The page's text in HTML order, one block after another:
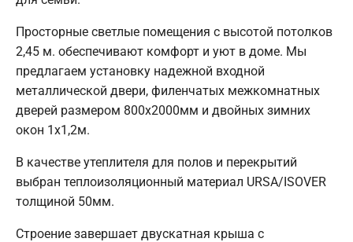
Просторные светлые помещения с высотой потолков
2,45 м. обеспечивают комфорт и уют в доме. Мы
предлагаем установку надежной входной
металлической двери, филенчатых межкомнатных
дверей размером 800х2000мм и двойных зимних
окон 1х1,2м.
В качестве утеплителя для полов и перекрытий
выбран теплоизоляционный материал URSA/ISOVER
толщиной 50мм.
Строение завершает двускатная крыша с